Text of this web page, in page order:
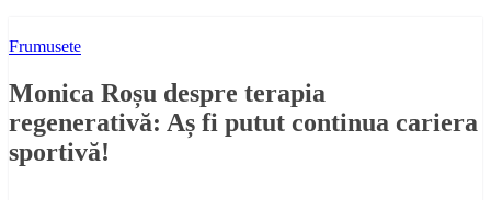
Frumusete
Monica Roșu despre terapia
regenerativă: Aș fi putut continua cariera
sportivă!